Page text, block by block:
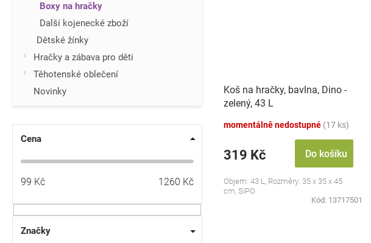
Boxy na hračky
Další kojenecké zboží
Dětské žínky
Hračky a zábava pro děti
Těhotenské oblečení
Novinky
Cena
99 Kč 1260 Kč
Značky
Koš na hračky, bavlna, Dino -
zelený, 43 L
momentálně nedostupné (17 ks)
319 Kč Do košíku
Objem: 43 L, Rozměry: 35 x 35 x 45
cm, SIPO
Kód: 13717501